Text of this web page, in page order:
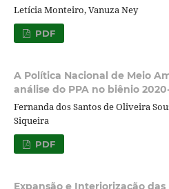
Letícia Monteiro, Vanuza Ney
PDF
A Política Nacional de Meio
análise do PPA no biênio
Fernanda dos Santos de Oliveira
Siqueira
PDF
Expansão e Interiorização